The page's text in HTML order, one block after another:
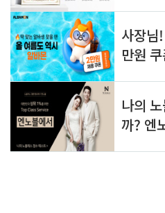
있
는
정
보
를
공
유
니